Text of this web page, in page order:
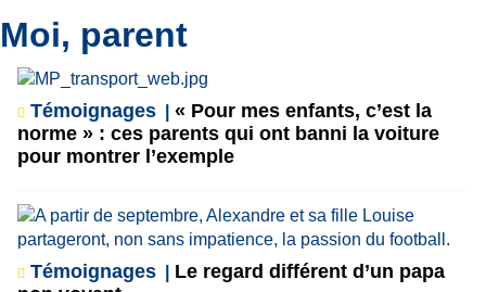
Moi, parent
Témoignages
« Pour mes enfants, c’est la
norme » : ces parents qui ont banni la voiture
pour montrer l’exemple
Témoignages
Le regard différent d’un papa